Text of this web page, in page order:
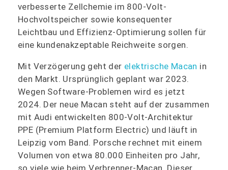
verbesserte Zellchemie im 800-Volt-
Hochvoltspeicher sowie konsequenter
Leichtbau und Effizienz-Optimierung sollen für
eine kundenakzeptable Reichweite sorgen.
Mit Verzögerung geht der elektrische Macan in
den Markt. Ursprünglich geplant war 2023.
Wegen Software-Problemen wird es jetzt
2024. Der neue Macan steht auf der zusammen
mit Audi entwickelten 800-Volt-Architektur
PPE (Premium Platform Electric) und läuft in
Leipzig vom Band. Porsche rechnet mit einem
Volumen von etwa 80.000 Einheiten pro Jahr,
so viele wie beim Verbrenner-Macan. Dieser